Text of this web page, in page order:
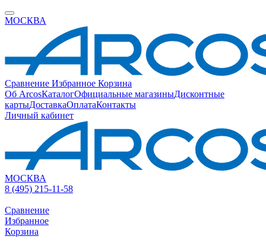
МОСКВА
Сравнение Избранное Корзина
Об ArcosКаталогОфициальные магазиныДисконтные
картыДоставкаОплатаКонтакты
Личный кабинет
МОСКВА
8 (495) 215-11-58
Сравнение
Избранное
Корзина